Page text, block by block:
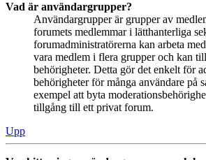
Vad är användargrupper?
Användargrupper är grupper av
forumets medlemmar i lätthanterliga
forumadministratörerna kan arbeta
vara medlem i flera grupper och kan
behörigheter. Detta gör det enkelt för
behörigheter för många användare på
exempel att byta
tillgång till ett privat forum.
Upp